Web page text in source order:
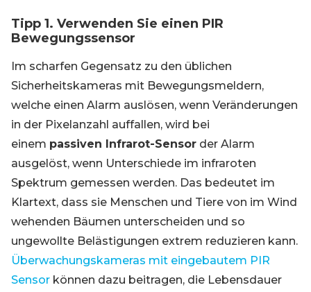
Tipp 1. Verwenden Sie einen PIR
Bewegungssensor
Im scharfen Gegensatz zu den üblichen
Sicherheitskameras mit Bewegungsmeldern,
welche einen Alarm auslösen, wenn Veränderungen
in der Pixelanzahl auffallen, wird bei
einem passiven Infrarot-Sensor der Alarm
ausgelöst, wenn Unterschiede im infraroten
Spektrum gemessen werden. Das bedeutet im
Klartext, dass sie Menschen und Tiere von im Wind
wehenden Bäumen unterscheiden und so
ungewollte Belästigungen extrem reduzieren kann.
Überwachungskameras mit eingebautem PIR
Sensor können dazu beitragen, die Lebensdauer